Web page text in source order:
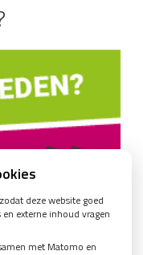
deze website goed
externe inhoud vragen
met Matomo en